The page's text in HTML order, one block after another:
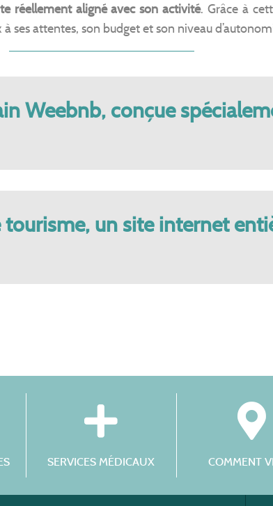
réellement aligné avec son activité. Grâce à
ses attentes, son budget et son niveau
Weebnb, conçue
tourisme, un site internet
SERVICES MÉDICAUX COMMENT